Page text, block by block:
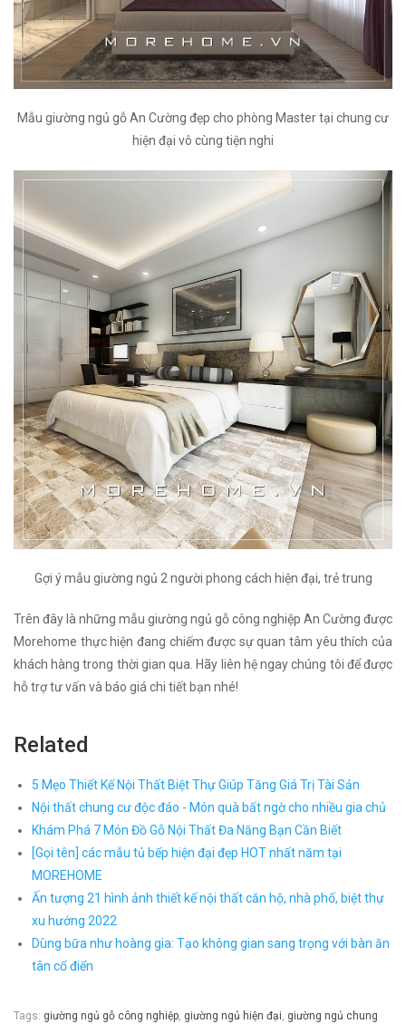
Mẫu giường ngủ gỗ An Cường đẹp cho phòng Master tại chung cư
hiện đại vô cùng tiện nghi
Gợi ý mẫu giường ngủ 2 người phong cách hiện đại, trẻ trung
Trên đây là những mẫu giường ngủ gỗ công nghiệp An Cường được
Morehome thực hiện đang chiếm được sự quan tâm yêu thích của
khách hàng trong thời gian qua. Hãy liên hệ ngay chúng tôi để được
hỗ trợ tư vấn và báo giá chi tiết bạn nhé!
Related
5 Mẹo Thiết Kế Nội Thất Biệt Thự Giúp Tăng Giá Trị Tài Sản
Nội thất chung cư độc đáo - Món quà bất ngờ cho nhiều gia chủ
Khám Phá 7 Món Đồ Gỗ Nội Thất Đa Năng Bạn Cần Biết
[Gọi tên] các mẫu tủ bếp hiện đại đẹp HOT nhất năm tại
MOREHOME
Ấn tượng 21 hình ảnh thiết kế nội thất căn hộ, nhà phố, biệt thự
xu hướng 2022
Dùng bữa như hoàng gia: Tạo không gian sang trọng với bàn ăn
tân cổ điển
Tags: giường ngủ gỗ công nghiệp, giường ngủ hiện đại, giường ngủ chung